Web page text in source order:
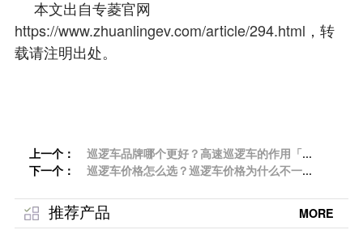
本文出自专菱官网
https://www.zhuanlingev.com/article/294.html ，转
载请注明出处。
上一个：
巡逻车品牌哪个更好？高速巡逻车的作用「专
菱」
下一个：
巡逻车价格怎么选？巡逻车价格为什么不一
推荐产品 MORE